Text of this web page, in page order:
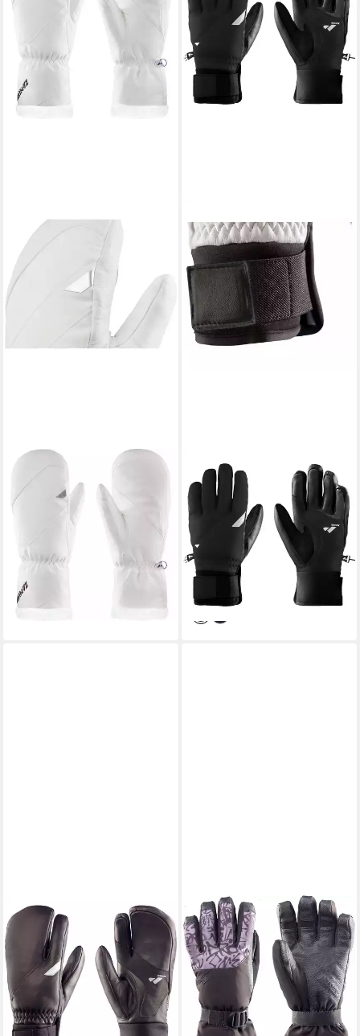
Skihandschuhe LECH.STX
Mitten Eleganter,
wasserdichter Damen-
Fäustling mit Kunstfell-Besatz
84,95 € UVP
-15%
lieferbar - in 2-3 Werktagen bei dir
ZANIER
Skihandschuhe ZENITH.GTX
Hochwertige, winddichte
Lederhandschuhe mit GORE-
TEX®-Technologie und
89,45 € UVP 129,99 €
-31%
lieferbar - in 2-3 Werktagen bei dir